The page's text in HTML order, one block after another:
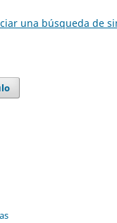
una búsqueda de